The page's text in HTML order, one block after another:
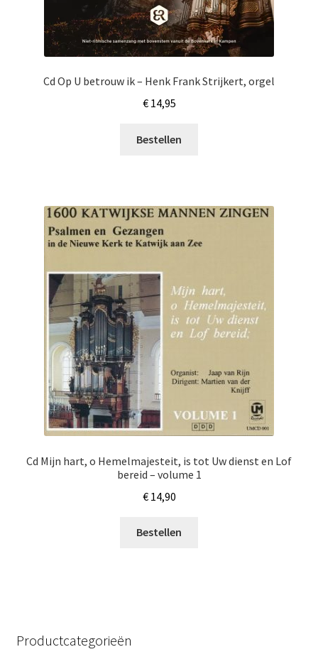
Cd Op U betrouw ik – Henk Frank Strijkert, orgel
€14,95
Bestellen
Cd Mijn hart, o Hemelmajesteit, is tot Uw dienst en Lof
bereid – volume 1
€14,90
Bestellen
Productcategorieën